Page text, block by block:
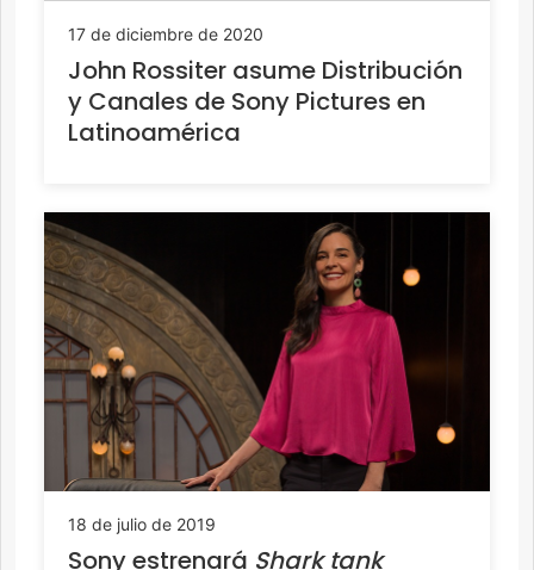
17 de diciembre de 2020
John Rossiter asume Distribución
y Canales de Sony Pictures en
Latinoamérica
18 de julio de 2019
Sony estrenará Shark tank